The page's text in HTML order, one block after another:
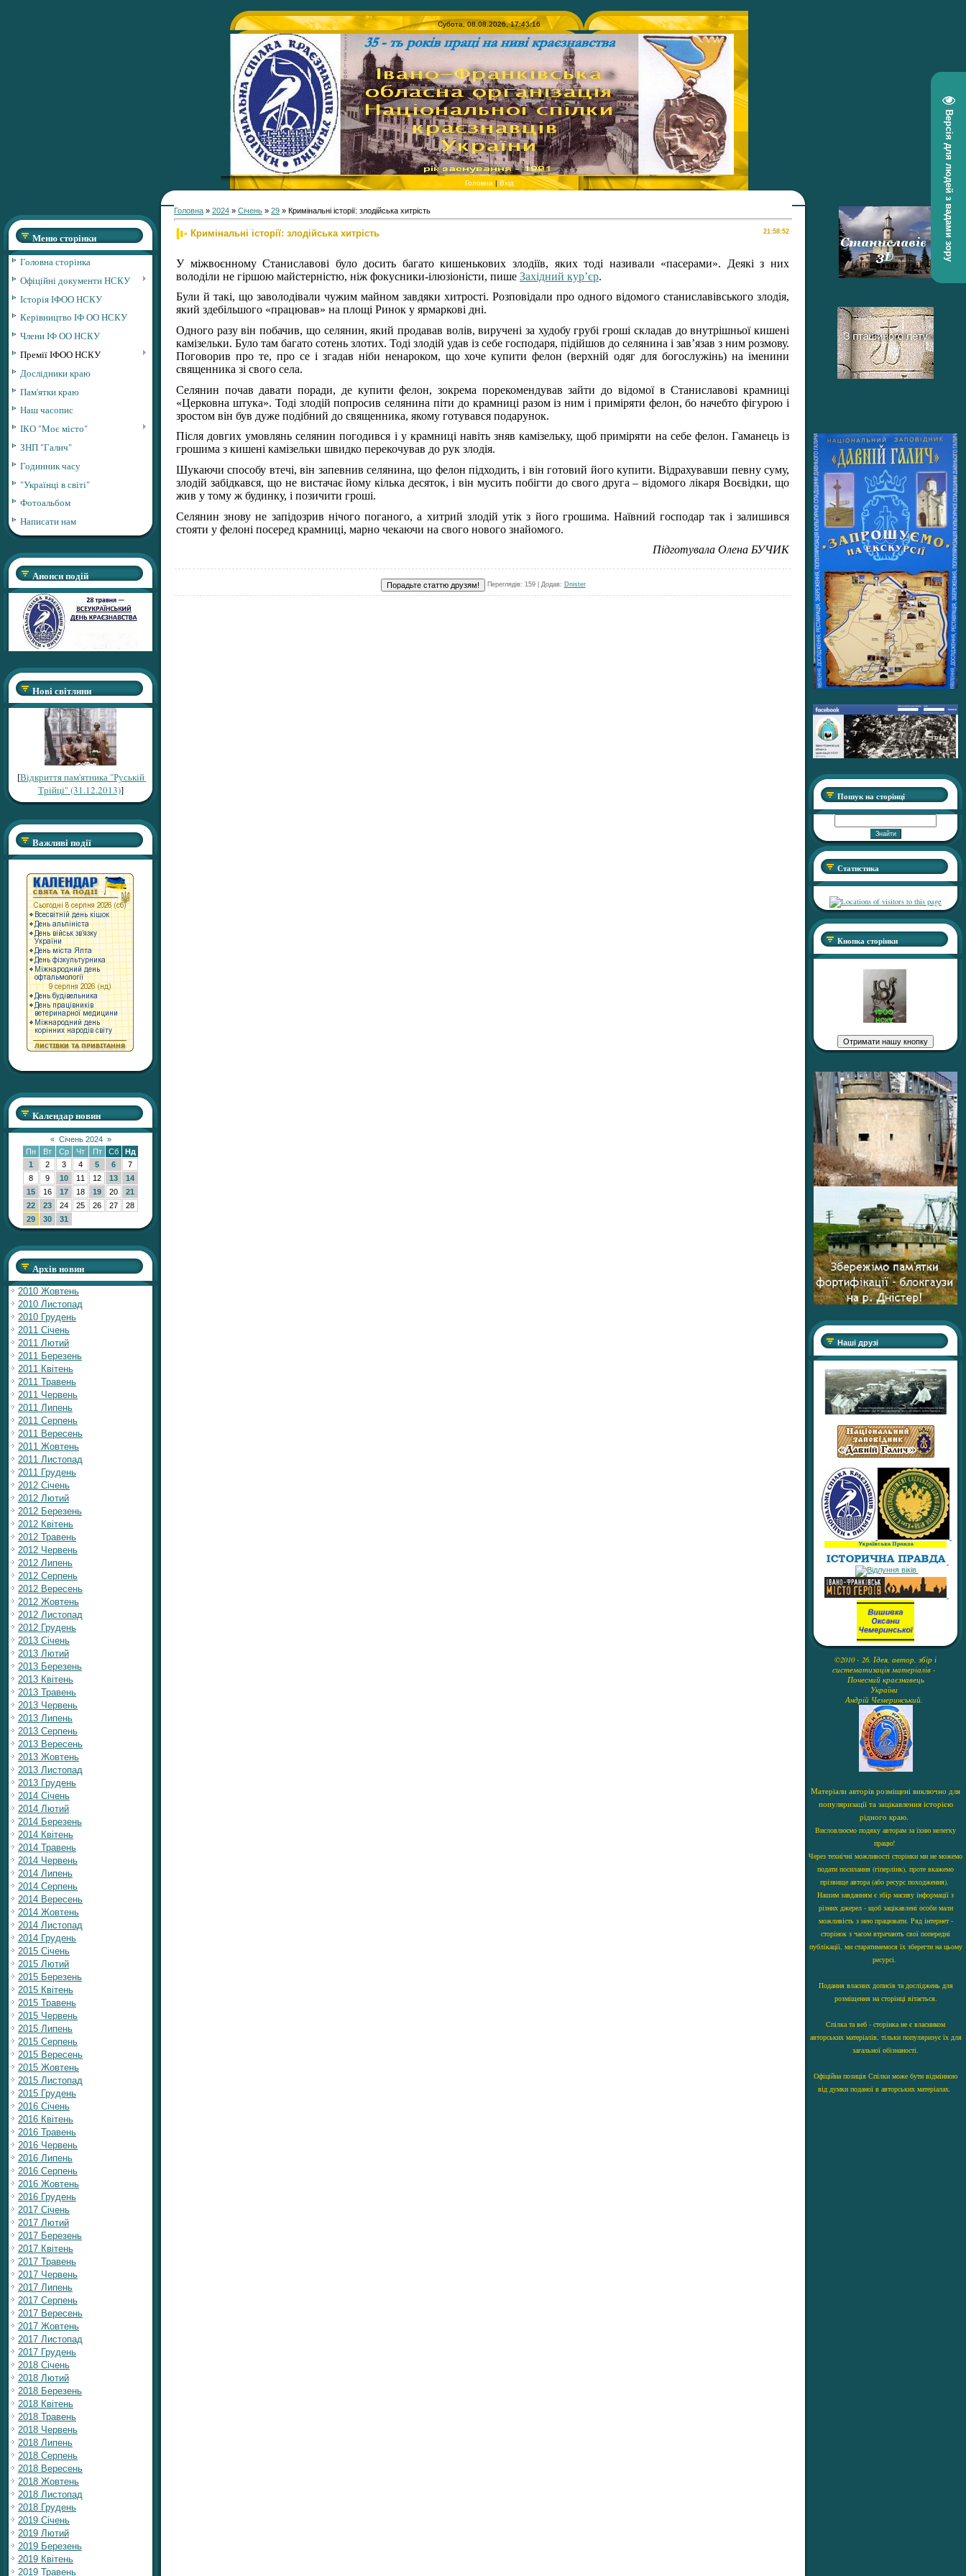
Версія для людей з вадами зору
Субота, 08.08.2026, 17:43:16
Головна | Вхід
Меню сторінки
Головна сторінка
Офіційні документи НСКУ
Історія ІФОО НСКУ
Керівництво ІФ ОО НСКУ
Члени ІФ ОО НСКУ
Премії ІФОО НСКУ
Дослідники краю
Пам'ятки краю
Наш часопис
ІКО "Моє місто"
ЗНП "Галич"
Годинник часу
"Українці в світі"
Фотоальбом
Написати нам
Анонси подій
Нові світлини
[Відкриття пам'ятника "Руській
Трійці" (31.12.2013)]
Важливі події
Календар новин
« Січень 2024 »
Пн
Вт Ср Чт Пт Сб
Нд
1
2 3 4 5 6
7
8
9 10 11 12 13
14
15
16 17 18 19 20
21
22
23 24 25 26 27
28
29
30 31
Архів новин
2010 Жовтень
2010 Листопад
2010 Грудень
2011 Січень
2011 Лютий
2011 Березень
2011 Квітень
2011 Травень
2011 Червень
2011 Липень
2011 Серпень
2011 Вересень
2011 Жовтень
2011 Листопад
2011 Грудень
2012 Січень
2012 Лютий
2012 Березень
2012 Квітень
2012 Травень
2012 Червень
2012 Липень
2012 Серпень
2012 Вересень
2012 Жовтень
2012 Листопад
2012 Грудень
2013 Січень
2013 Лютий
2013 Березень
2013 Квітень
2013 Травень
2013 Червень
2013 Липень
2013 Серпень
2013 Вересень
2013 Жовтень
2013 Листопад
2013 Грудень
2014 Січень
2014 Лютий
2014 Березень
2014 Квітень
2014 Травень
2014 Червень
2014 Липень
2014 Серпень
2014 Вересень
2014 Жовтень
2014 Листопад
2014 Грудень
2015 Січень
2015 Лютий
2015 Березень
2015 Квітень
2015 Травень
2015 Червень
2015 Липень
2015 Серпень
2015 Вересень
2015 Жовтень
2015 Листопад
2015 Грудень
2016 Січень
2016 Квітень
2016 Травень
2016 Червень
2016 Липень
2016 Серпень
2016 Жовтень
2016 Грудень
2017 Січень
2017 Лютий
2017 Березень
2017 Квітень
2017 Травень
2017 Червень
2017 Липень
2017 Серпень
2017 Вересень
2017 Жовтень
2017 Листопад
2017 Грудень
2018 Січень
2018 Лютий
2018 Березень
2018 Квітень
2018 Травень
2018 Червень
2018 Липень
2018 Серпень
2018 Вересень
2018 Жовтень
2018 Листопад
2018 Грудень
2019 Січень
2019 Лютий
2019 Березень
2019 Квітень
2019 Травень
Головна » 2024 » Січень » 29 » Кримінальні історії: злодійська хитрість
Кримінальні історії: злодійська хитрість
У міжвоєнному Станиславові було досить багато кишенькових злодіїв, яких тоді називали «пасерами». Деякі з них
володіли не гіршою майстерністю, ніж фокусники-ілюзіоністи, пише Західний кур’єр.
Були й такі, що заволодівали чужим майном завдяки хитрості. Розповідали про одного відомого станиславівського злодія,
який здебільшого «працював» на площі Ринок у ярмаркові дні.
Одного разу він побачив, що селянин, який продавав волів, виручені за худобу грубі гроші складав до внутрішньої кишені
камізельки. Було там багато сотень злотих. Тоді злодій удав із себе господаря, підійшов до селянина і зав’язав з ним розмову.
Поговорив про те, про се і згадав ніби ненароком, що хоче купити фелон (верхній одяг для богослужінь) на іменини
священника зі свого села.
Селянин почав давати поради, де купити фелон, зокрема порекомендував зайти до відомої в Станиславові крамниці
«Церковна штука». Тоді злодій попросив селянина піти до крамниці разом із ним і приміряти фелон, бо начебто фігурою і
зростом він був дуже подібний до священника, якому готувався подарунок.
Після довгих умовлянь селянин погодився і у крамниці навіть зняв камізельку, щоб приміряти на себе фелон. Гаманець із
грошима з кишені камізельки швидко перекочував до рук злодія.
Шукаючи способу втечі, він запевнив селянина, що фелон підходить, і він готовий його купити. Відрахувавши певну суму,
злодій забідкався, що не вистачає йому кілька десяток, і він мусить побігти до свого друга – відомого лікаря Воєвідки, що
жив у тому ж будинку, і позичити гроші.
Селянин знову не запідозрив нічого поганого, а хитрий злодій утік з його грошима. Наївний господар так і залишився
стояти у фелоні посеред крамниці, марно чекаючи на свого нового знайомого.
Підготувала Олена БУЧИК
Переглядів: 159 | Додав: Dnister
Пошук на сторінці
Статистика
Кнопка сторінки
Наші друзі
©2010 - 26. Ідея, автор, збір і
систематизація матеріалів -
Почесний краєзнавець
України
Андрій Чемеринський.
Матеріали авторів розміщені виключно для
популяризації та зацікавлення історією
рідного краю.
Висловлюємо подяку авторам за їхню нелегку
працю!
Через технічні можливості сторінки ми не можемо
подати посилання (гіперлінк), проте вкажемо
прізвище автора (або ресурс походження).
Нашим завданням є збір масиву інформації з
різних джерел - щоб зацікавлені особи мали
можливість з нею працювати. Ряд інтернет -
сторінок з часом втрачають свої попередні
публікації, ми старатимемося їх зберегти на цьому
ресурсі.
Подання власних дописів та досліджень для
розміщення на сторінці вітається.
Спілка та веб - сторінка не є власником
авторських матеріалів, тільки популяризує їх для
загальної обізнаності.
Офіційна позиція Спілки може бути відмінною
від думки поданої в авторських матеріалах.